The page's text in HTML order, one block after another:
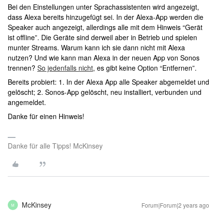
Bei den Einstellungen unter Sprachassistenten wird angezeigt,
dass Alexa bereits hinzugefügt sei. In der Alexa-App werden die
Speaker auch angezeigt, allerdings alle mit dem Hinweis “Gerät
ist offline”. Die Geräte sind derweil aber in Betrieb und spielen
munter Streams. Warum kann ich sie dann nicht mit Alexa
nutzen? Und wie kann man Alexa in der neuen App von Sonos
trennen? So jedenfalls nicht, es gibt keine Option “Entfernen”.
Bereits probiert: 1. In der Alexa App alle Speaker abgemeldet und
gelöscht; 2. Sonos-App gelöscht, neu installiert, verbunden und
angemeldet.
Danke für einen Hinweis!
Danke für alle Tipps! McKinsey
M McKinsey Forum|Forum|2 years ago